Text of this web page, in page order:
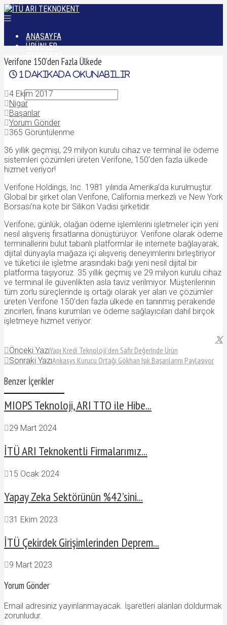
ANASAYFA
ÜRÜNLER
BAŞARILAR
DÜNYADAN
İLETIŞIM
Verifone 150’den Fazla Ülkede
1 dakikada okunabilir
4 Ekim 2017
Nigar
Başarılar
Yorum Gönder
365 Görüntülenme
36 yıllık geçmişi, 29 milyon kurulu cihaz ve terminal ile ödeme
sistemleri çözümleri üreten Verifone, 150’den fazla ülkede
hizmet veriyor!
Verifone Holdings, Inc. 1981 yılında Amerika’da kurulmuştur.
Global bir şirket olan Verifone, California merkezli ve New York
Borsası’na kote bir Silikon Vadisi şirketidir.
Verifone; günlük, olağan ödeme işlemlerini işletmeler için yeni
nesil alışveriş fırsatlarına dönüştürüyor. Verifone olarak ödeme
terminallerini bulut tabanlı platformlar ile internete bağlayarak,
dijital dünyayla mağaza içi alışveriş deneyimlerini birleştiriyor
ve tüketici ile işletme arasındaki bağı yeni nesil dijital bir
platforma taşıyoruz. 35 yıllık geçmiş ve 29 milyon kurulu cihaz
ve terminal ile güvenlikten asla taviz verilmiyor. Müşterilerinin
tüm zorlu süreçlerinde iş ortağı olarak yer alan ve çözümler
üreten Verifone 150’den fazla ülkede en tanınmış perakende
zincirleri, finans kurumları ve ödeme sağlayıcıları dahil birçok
işletmeye hizmet veriyor.
Önceki YazıYapı Kredi Teknoloji’den Safir Değerinde Ürün
Sonraki YazıAnkasys Kurucu Ortağı Gökhan Işık Başarılarını Paylaşıyor
Benzer İçerikler
MIOPS Teknoloji, ARI TTO ile Hibe...
29 Mart 2024
İTÜ ARI Teknokentli Firmalarımız...
15 Ocak 2024
Yapay Zeka Sektörünün %42’sini...
31 Ekim 2023
İTÜ Çekirdek Girişimlerinden Deprem...
9 Mart 2023
Yorum Gönder
Email adresiniz yayınlanmayacak. İşaretleri alanları doldurmak
zorunludur.